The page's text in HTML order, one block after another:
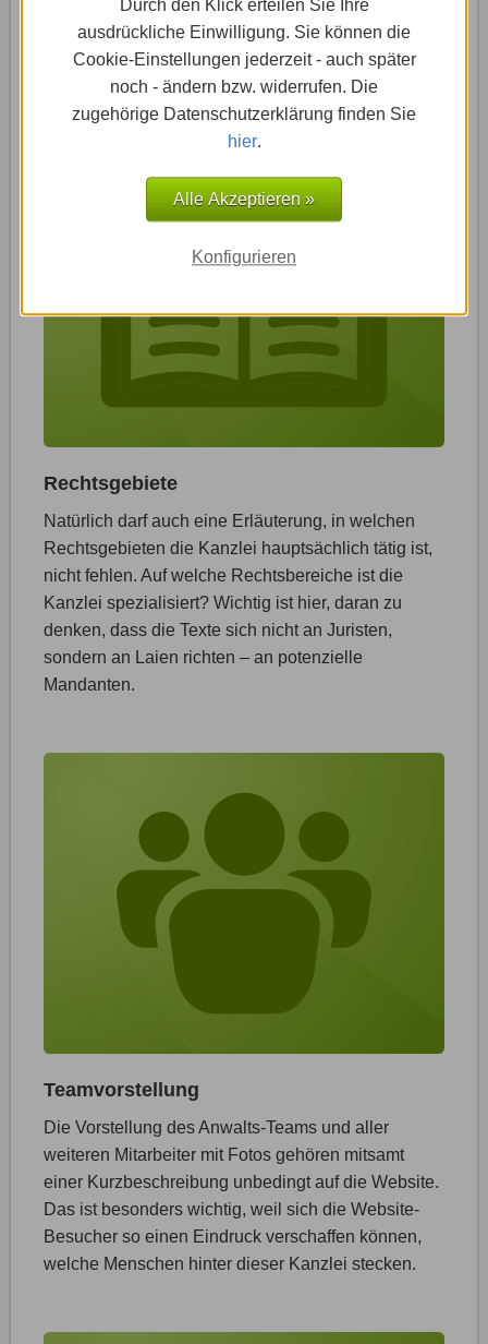
Durch den Klick erteilen Sie Ihre
ausdrückliche Einwilligung. Sie können die
Cookie-Einstellungen jederzeit - auch später
noch - ändern bzw. widerrufen. Die
zugehörige Datenschutzerklärung finden Sie
hier.
Alle Akzeptieren »
Konfigurieren
schon? Solche Informationen sind für die Besucher
wertvoll, um sich ein Bild von der Kanzlei zu
Rechtsgebiete
Natürlich darf auch eine Erläuterung, in welchen
Rechtsgebieten die Kanzlei hauptsächlich tätig ist,
nicht fehlen. Auf welche Rechtsbereiche ist die
Kanzlei spezialisiert? Wichtig ist hier, daran zu
denken, dass die Texte sich nicht an Juristen,
sondern an Laien richten – an potenzielle
Mandanten.
Teamvorstellung
Die Vorstellung des Anwalts-Teams und aller
weiteren Mitarbeiter mit Fotos gehören mitsamt
einer Kurzbeschreibung unbedingt auf die Website.
Das ist besonders wichtig, weil sich die Website-
Besucher so einen Eindruck verschaffen können,
welche Menschen hinter dieser Kanzlei stecken.